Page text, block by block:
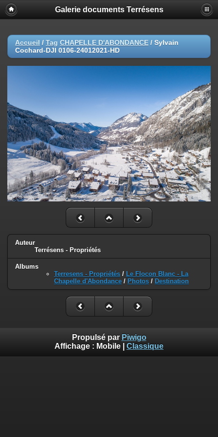
Galerie documents Terrésens
Accueil / Tag CHAPELLE D'ABONDANCE / Sylvain
Cochard-DJI 0106-24012021-HD
Auteur
Terrésens - Propriétés
Albums
Terresens - Propriétés / Le Flocon Blanc - La
Chapelle d'Abondance / Photos / Destination
Propulsé par Piwigo
Affichage : Mobile Classique